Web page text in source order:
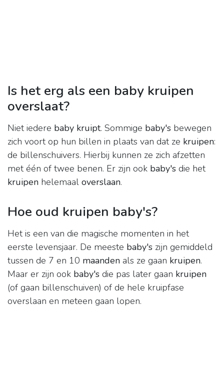
Is het erg als een baby kruipen
overslaat?
Niet iedere baby kruipt. Sommige baby's bewegen
zich voort op hun billen in plaats van dat ze kruipen:
de billenschuivers. Hierbij kunnen ze zich afzetten
met één of twee benen. Er zijn ook baby's die het
kruipen helemaal overslaan.
Hoe oud kruipen baby's?
Het is een van die magische momenten in het
eerste levensjaar. De meeste baby's zijn gemiddeld
tussen de 7 en 10 maanden als ze gaan kruipen.
Maar er zijn ook baby's die pas later gaan kruipen
(of gaan billenschuiven) of de hele kruipfase
overslaan en meteen gaan lopen.